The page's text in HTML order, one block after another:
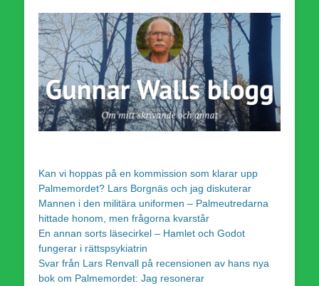
Kan vi hoppas på en kommission som klarar upp
Palmemordet? Lars Borgnäs och jag diskuterar
Mannen i den militära uniformen – Palmeutredarna
hittade honom, men frågorna kvarstår
En annan sorts läsecirkel – Hamlet och Godot
fungerar i rättspsykiatrin
Svar från Lars Renvall på recensionen av hans nya
bok om Palmemordet: Jag resonerar